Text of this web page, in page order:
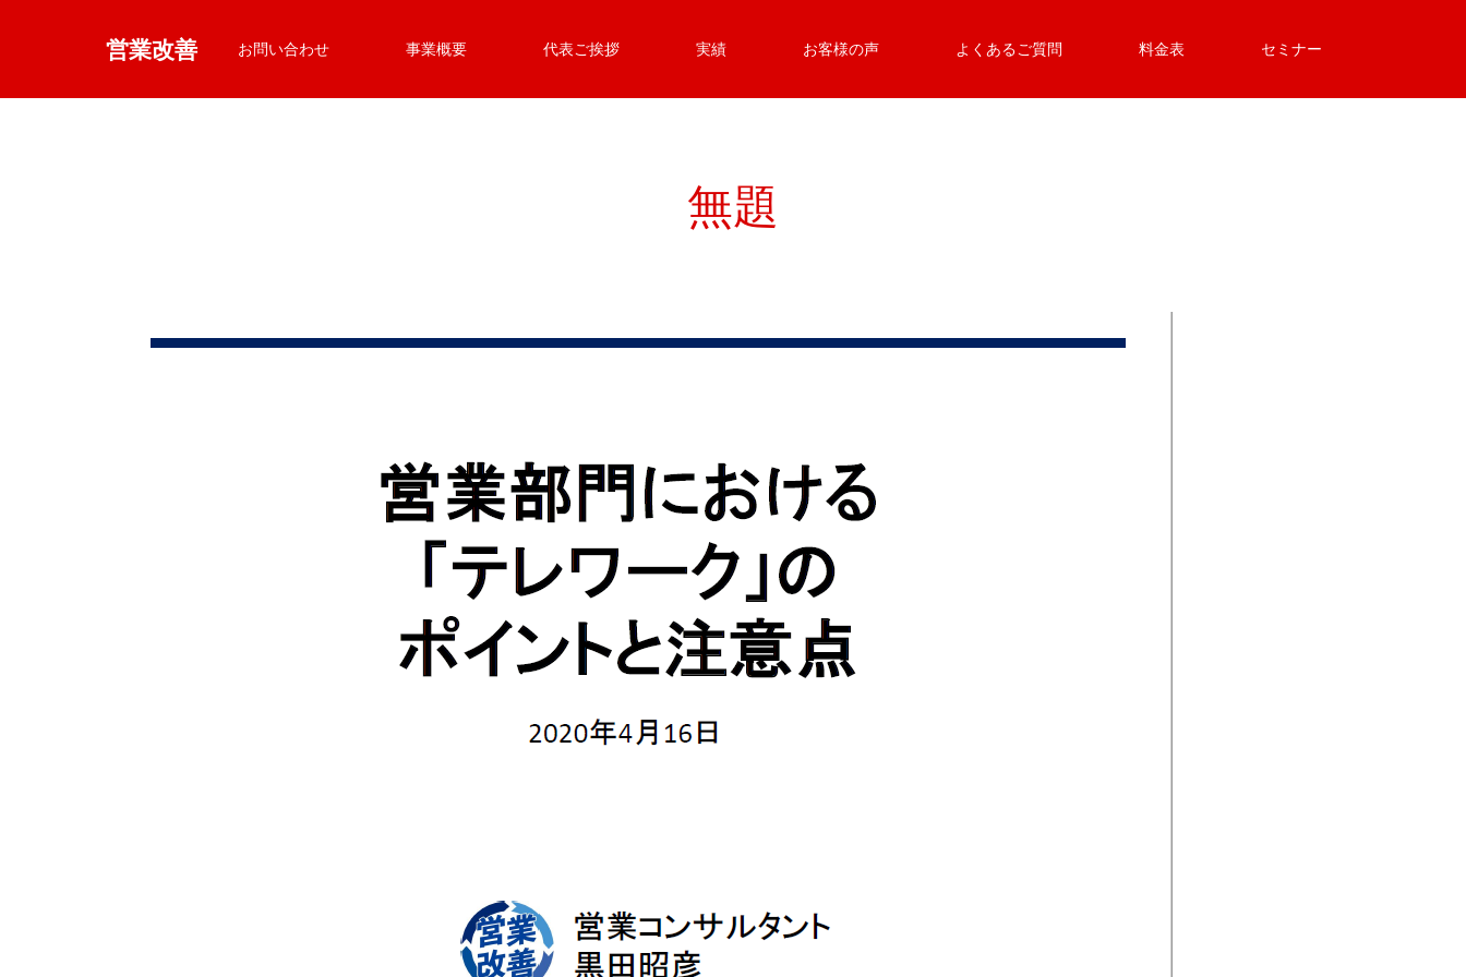
営業改善 お問い合わせ 事業概要 代表ご挨拶 実績 お客様の声 よくあるご質問 料金表 セミナー
無題